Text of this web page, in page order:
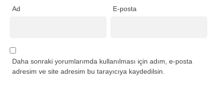
Ad E-posta
Daha sonraki yorumlarımda kullanılması için adım, e-posta
adresim ve site adresim bu tarayıcıya kaydedilsin.